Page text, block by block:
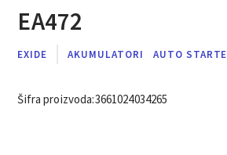
EA472
EXIDE AKUMULATORI AUTO
Šifra proizvoda:3661024034265